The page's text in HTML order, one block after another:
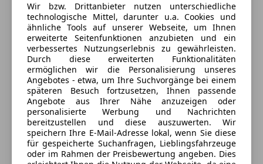
Verkäufer Privat
1230 Wien 23., AT
Kontakt
Anbieter kontaktieren
Deine Nachricht
Wir bzw. Drittanbieter nutzen unterschiedliche
technologische Mittel, darunter u.a. Cookies und
ähnliche Tools auf unserer Webseite, um Ihnen
erweiterte Seitenfunktionen anzubieten und ein
verbessertes Nutzungserlebnis zu gewährleisten.
Durch diese erweiterten Funktionalitäten
ermöglichen wir die Personalisierung unseres
Angebotes - etwa, um Ihre Suchvorgänge bei einem
späteren Besuch fortzusetzen, Ihnen passende
Angebote aus Ihrer Nähe anzuzeigen oder
personalisierte Werbung und Nachrichten
bereitzustellen und diese auszuwerten. Wir
speichern Ihre E-Mail-Adresse lokal, wenn Sie diese
für gespeicherte Suchanfragen, Lieblingsfahrzeuge
oder im Rahmen der Preisbewertung angeben. Dies